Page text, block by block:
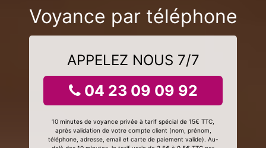
Voyance par téléphone
APPELEZ NOUS 7/7
04 23 09 09 92
10 minutes de voyance privée à tarif spécial de 15€ TTC,
après validation de votre compte client (nom, prénom,
téléphone, adresse, email et carte de paiement valide). Au-